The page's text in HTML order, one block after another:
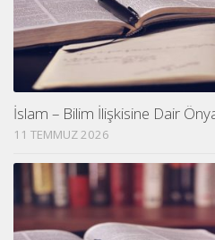
İslam – Bilim İlişkisine Dair
11 TEMMUZ 2026